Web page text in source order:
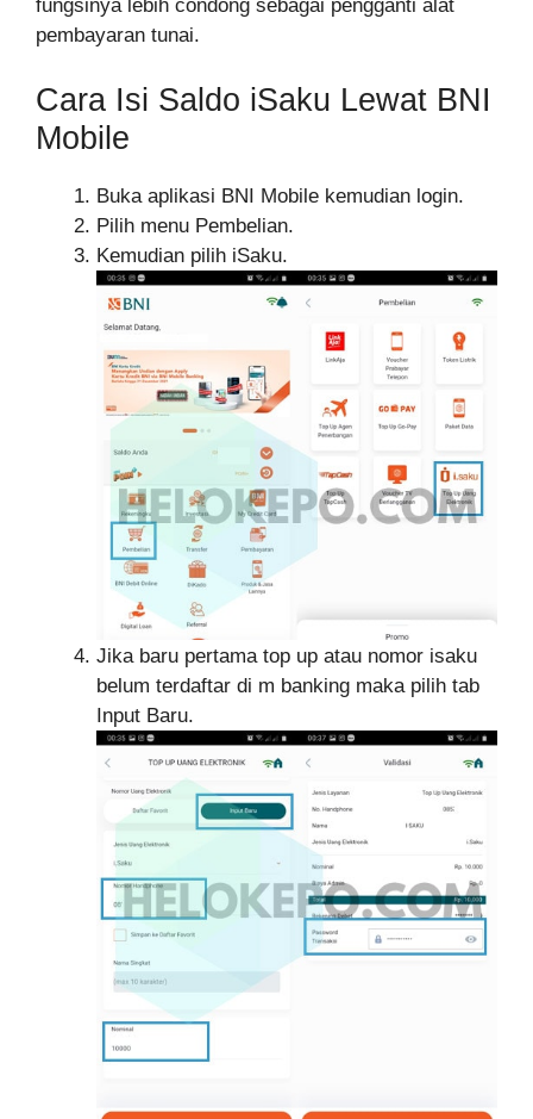
fungsinya lebih condong sebagai pengganti alat
pembayaran tunai.
Cara Isi Saldo iSaku Lewat BNI
Mobile
Buka aplikasi BNI Mobile kemudian login.
Pilih menu Pembelian.
Kemudian pilih iSaku.
Jika baru pertama top up atau nomor isaku
belum terdaftar di m banking maka pilih tab
Input Baru.